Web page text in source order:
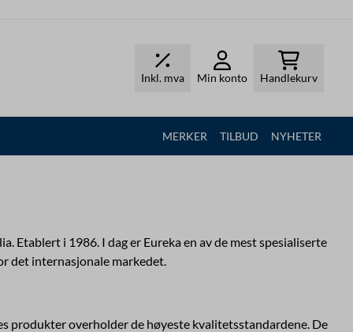
Inkl. mva Min konto Handlekurv
MERKER TILBUD NYHETER
Etablert i 1986. I dag er Eureka en av de mest spesialiserte
det internasjonale markedet.
produkter overholder de høyeste kvalitetsstandardene. De